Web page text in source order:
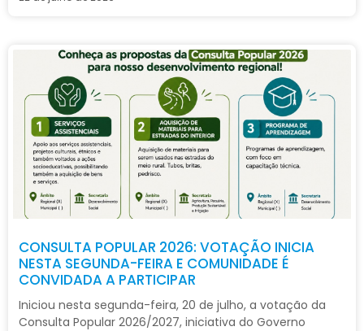
CONSULTA POPULAR 2026: VOTAÇÃO INICIA
NESTA SEGUNDA-FEIRA E COMUNIDADE É
CONVIDADA A PARTICIPAR
Iniciou nesta segunda-feira, 20 de julho, a votação da
Consulta Popular 2026/2027, iniciativa do Governo